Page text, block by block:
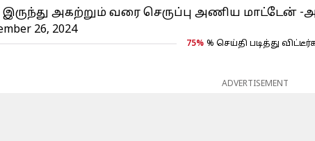
இருந்து அகற்றும் வரை செருப்பு அணிய
26, 2024
75% % செய்தி படித்து
ADVERTISEMENT